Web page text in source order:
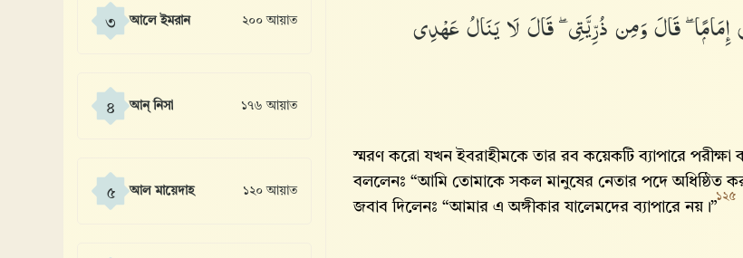
৩ আলে ইমরান ২০০ আয়াত
৪ আন্ নিসা ১৭৬ আয়াত
৫ আল মায়েদাহ ১২০ আয়াত
إِمَامًۭا ۖ قَالَ وَمِن ذُرِّيَّتِى ۖ قَالَ لَا يَنَالُ عَهْدِى
স্মরণ করো যখন ইবরাহীমকে তার রব কয়েকটি ব্যাপারে পরীক্ষা
বললেনঃ “আমি তোমাকে সকল মানুষের নেতার পদে অধিষ্ঠিত
জবাব দিলেনঃ “আমার এ অঙ্গীকার যালেমদের ব্যাপারে নয়।”
১২৫